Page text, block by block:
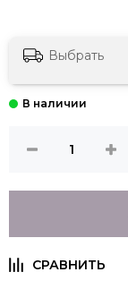
Выбрать